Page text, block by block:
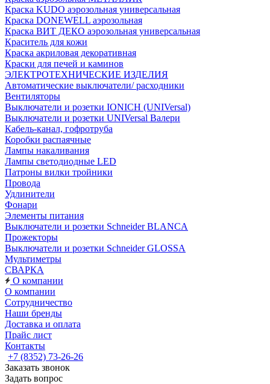
Краска KUDO аэрозольная универсальная
Краска DONEWELL аэрозольная
Краска ВИТ ДЕКО аэрозольная универсальная
Краситель для кожи
Краска акриловая декоративная
Краски для печей и каминов
ЭЛЕКТРОТЕХНИЧЕСКИЕ ИЗДЕЛИЯ
Автоматические выключатели/ расходники
Вентиляторы
Выключатели и розетки IONICH (UNIVersal)
Выключатели и розетки UNIVersal Валери
Кабель-канал, гофротруба
Коробки распаячные
Лампы накаливания
Лампы светодиодные LED
Патроны вилки тройники
Провода
Удлинители
Фонари
Элементы питания
Выключатели и розетки Schneider BLANCA
Прожекторы
Выключатели и розетки Schneider GLOSSA
Мультиметры
СВАРКА
О компании
О компании
Сотрудничество
Наши бренды
Доставка и оплата
Прайс лист
Контакты
+7 (8352) 73-26-26
Заказать звонок
Задать вопрос